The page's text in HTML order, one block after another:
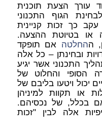
עורך הצעת תוכנית
הגוף התכנוני
כך זכות קניינית
או בטיוטת ההצעה.
ההחלטה אם תופקד
ובחינתן – כל אלה
התכנוני אשר יגיע
הסופי והחלוט של
יכול ויטעו בליבם של
או תקוות למיניהן
בכלל, של נכסיהם.
אלה לבין "זכות